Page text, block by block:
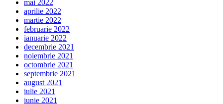
mai 2022
aprilie 2022
martie 2022
februarie 2022
ianuarie 2022
decembrie 2021
noiembrie 2021
octombrie 2021
septembrie 2021
august 2021
iulie 2021
iunie 2021